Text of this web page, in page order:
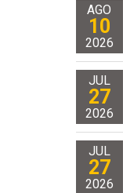
AGO
10
2026
JUL
27
2026
JUL
27
2026